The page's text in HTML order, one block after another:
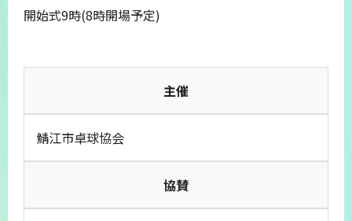
開始式9時(8時開場予定)
主催
鯖江市卓球協会
協賛